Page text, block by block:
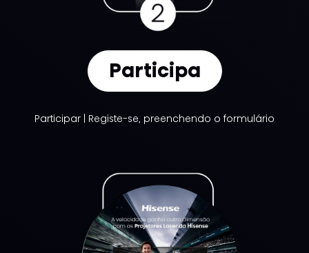
Participa
Participar | Registe-se, preenchendo o formulário